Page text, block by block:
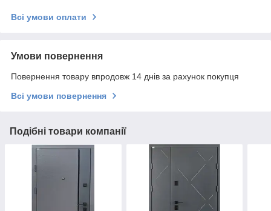
Всі умови оплати
Умови повернення
Повернення товару впродовж 14 днів за рахунок покупця
Всі умови повернення
Подібні товари компанії